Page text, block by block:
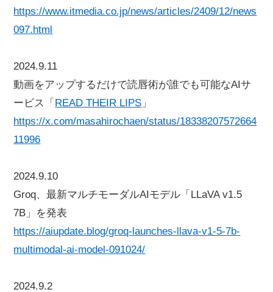
https://www.itmedia.co.jp/news/articles/2409/12/news
097.html
2024.9.11
動画をアップするだけで読唇術が誰でも可能なAIサ
ービス「 READ THEIR LIPS 」
https://x.com/masahirochaen/status/18338207572664
11996
2024.9.10
Groq、最新マルチモーダルAIモデル「LLaVA v1.5
7B」を発表
https://aiupdate.blog/groq-launches-llava-v1-5-7b-
multimodal-ai-model-091024/
2024.9.2